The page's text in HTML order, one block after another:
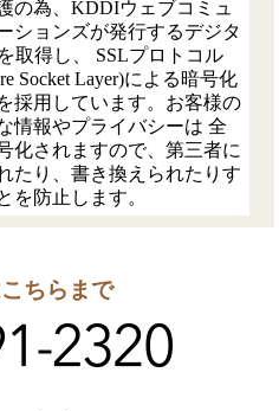
の為、KDDIウェブコミュ
ションズが発行するデジタ
取得し、 SSLプロトコル
Socket Layer)による暗号化
採用しています。お客様の
情報やプライバシーは 全
化されますので、第三者に
たり、書き換えられたりす
を防止します。
ちらまで